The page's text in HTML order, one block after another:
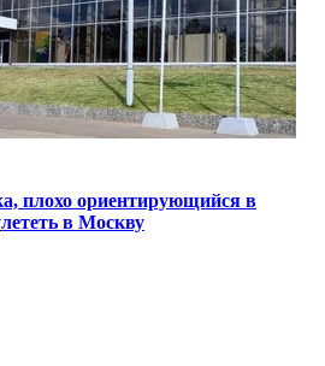
плохо ориентирующийся в
в Москву